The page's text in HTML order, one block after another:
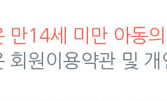
만14세 미만 아동
회원이용약관 및